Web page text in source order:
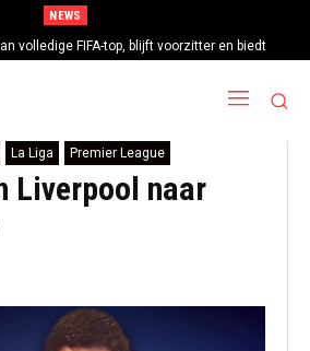
NEWS
volledige FIFA-top, blijft voorzitter en biedt
excuses aan
La Liga Premier League
Liverpool naar